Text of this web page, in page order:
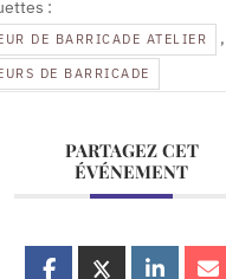
:
DE BARRICADE ATELIER ,
DE BARRICADE
PARTAGEZ CET
ÉVÉNEMENT